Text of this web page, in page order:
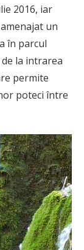
2016, iar
un
în parcul
la intrarea
permite
poteci între